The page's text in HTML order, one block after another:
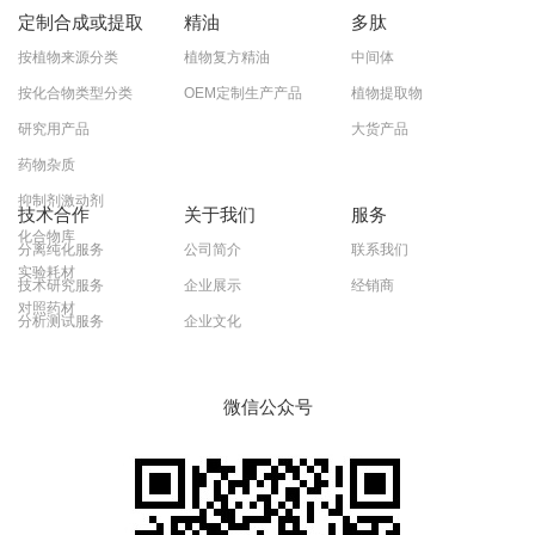
定制合成或提取
按植物来源分类
按化合物类型分类
研究用产品
药物杂质
抑制剂激动剂
化合物库
实验耗材
对照药材
精油
植物复方精油
OEM定制生产产品
多肽
中间体
植物提取物
大货产品
技术合作
分离纯化服务
技术研究服务
分析测试服务
关于我们
公司简介
企业展示
企业文化
服务
联系我们
经销商
微信公众号